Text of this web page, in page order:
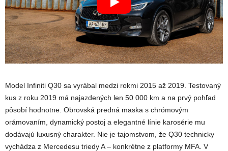
Model Infiniti Q30 sa vyrábal medzi rokmi 2015 až 2019. Testovaný
kus z roku 2019 má najazdených len 50 000 km a na prvý pohľad
pôsobí hodnotne. Obrovská predná maska s chrómovým
orámovaním, dynamický postoj a elegantné línie karosérie mu
dodávajú luxusný charakter. Nie je tajomstvom, že Q30 technicky
vychádza z Mercedesu triedy A – konkrétne z platformy MFA. V